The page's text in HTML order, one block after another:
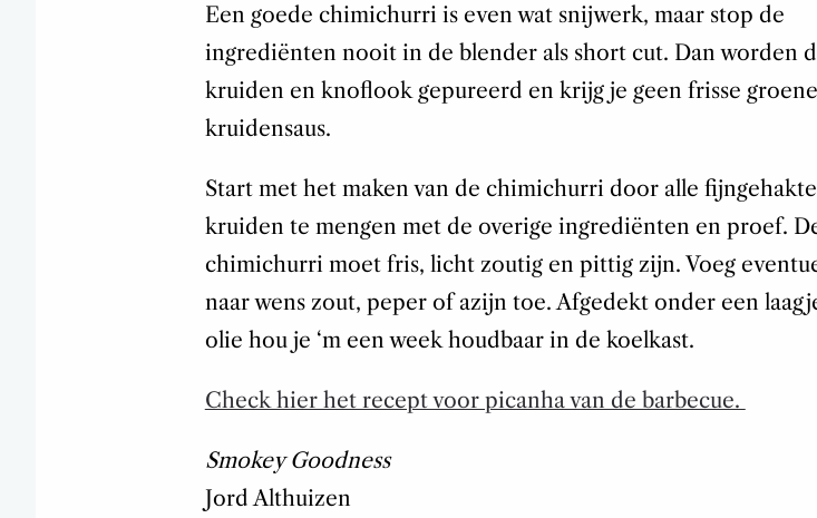
Een goede chimichurri is even wat snijwerk, maar stop de
ingrediënten nooit in de blender als short cut. Dan worden
kruiden en knoflook gepureerd en krijg je geen frisse groene
kruidensaus.
Start met het maken van de chimichurri door alle fijngehakte
kruiden te mengen met de ove­rige ingrediënten en proef.
chimichurri moet fris, licht zoutig en pittig zijn. Voeg
naar wens zout, peper of azijn toe. Afgedekt onder een
olie hou je ‘m een week houdbaar in de koelkast.
Check hier het recept voor picanha van de barbecue.
Smokey Goodness
Jord Althuizen